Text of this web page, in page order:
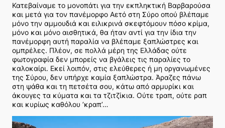
Κατεβαίναμε το μονοπάτι για την εκπληκτική Βαρβαρούσα
και μετά για τον πανέμορφο Αετό στη Σύρο οπού βλέπαμε
μόνο την αμμουδιά και ειλικρινά σκεφτόμουν πόσο κρίμα,
μόνο και μόνο αισθητικά, θα ήταν αντί για την ίδια την
πανέμορφη αυτή παραλία να βλέπαμε ξαπλώστρες και
ομπρέλες. Πλέον, σε πολλά μέρη της Ελλάδας ούτε
φωτογραφία δεν μπορείς να βγάλεις τις παραλίες το
καλοκαίρι. Εκεί λοιπόν, στις ελεύθερες ή μη οργανωμένες
της Σύρου, δεν υπήρχε καμία ξαπλώστρα. Άραζες πάνω
στη ψάθα και τη πετσέτα σου, κάτω από αρμυρίκι και
άκουγες τα κύματα και τα τζιτζίκια. Ούτε τραπ, ούτε ραπ
και κυρίως καθόλου ‘κραπ’…